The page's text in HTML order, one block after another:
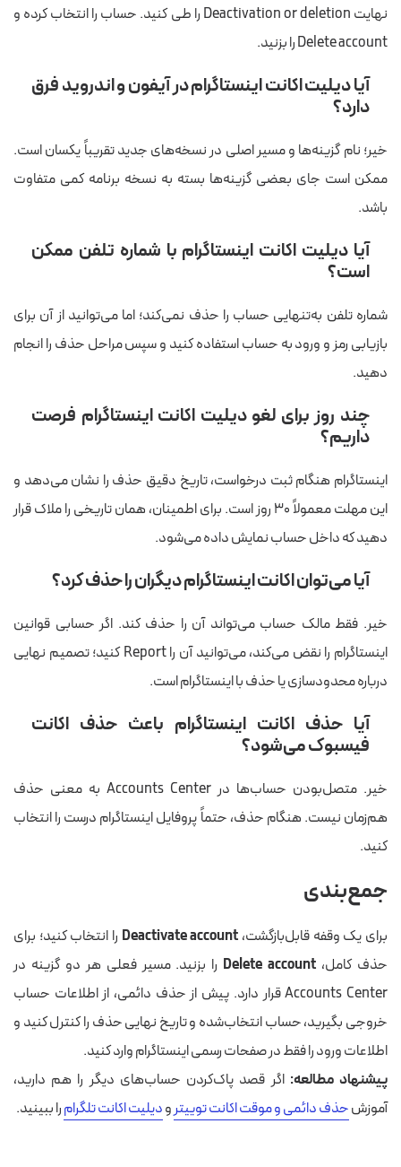
نهایت Deactivation or deletion را طی کنید. حساب را انتخاب کرده و
Delete account را بزنید.
آیا دیلیت اکانت اینستاگرام در آیفون و اندروید فرق
دارد؟
خیر؛ نام گزینه‌ها و مسیر اصلی در نسخه‌های جدید تقریباً یکسان است.
ممکن است جای بعضی گزینه‌ها بسته به نسخه برنامه کمی متفاوت
باشد.
آیا دیلیت اکانت اینستاگرام با شماره تلفن ممکن
است؟
شماره تلفن به‌تنهایی حساب را حذف نمی‌کند؛ اما می‌توانید از آن برای
بازیابی رمز و ورود به حساب استفاده کنید و سپس مراحل حذف را انجام
دهید.
چند روز برای لغو دیلیت اکانت اینستاگرام فرصت
داریم؟
اینستاگرام هنگام ثبت درخواست، تاریخ دقیق حذف را نشان می‌دهد و
این مهلت معمولاً ۳۰ روز است. برای اطمینان، همان تاریخی را ملاک قرار
دهید که داخل حساب نمایش داده می‌شود.
آیا می‌توان اکانت اینستاگرام دیگران را حذف کرد؟
خیر. فقط مالک حساب می‌تواند آن را حذف کند. اگر حسابی قوانین
اینستاگرام را نقض می‌کند، می‌توانید آن را Report کنید؛ تصمیم نهایی
درباره محدودسازی یا حذف با اینستاگرام است.
آیا حذف اکانت اینستاگرام باعث حذف اکانت
فیسبوک می‌شود؟
خیر. متصل‌بودن حساب‌ها در Accounts Center به معنی حذف
هم‌زمان نیست. هنگام حذف، حتماً پروفایل اینستاگرام درست را انتخاب
کنید.
جمع‌بندی
برای یک وقفه قابل‌بازگشت، Deactivate account را انتخاب کنید؛ برای
حذف کامل، Delete account را بزنید. مسیر فعلی هر دو گزینه در
Accounts Center قرار دارد. پیش از حذف دائمی، از اطلاعات حساب
خروجی بگیرید، حساب انتخاب‌شده و تاریخ نهایی حذف را کنترل کنید و
اطلاعات ورود را فقط در صفحات رسمی اینستاگرام وارد کنید.
پیشنهاد مطالعه: اگر قصد پاک‌کردن حساب‌های دیگر را هم دارید،
آموزشحذف دائمی و موقت اکانت توییترودیلیت اکانت تلگرامرا ببینید.